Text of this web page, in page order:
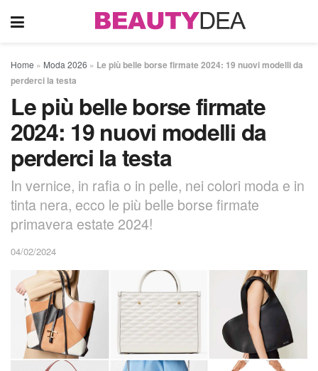
Home » Moda 2026 » Le più belle borse firmate 2024: 19 nuovi modelli da
perderci la testa
Le più belle borse firmate
2024: 19 nuovi modelli da
perderci la testa
In vernice, in rafia o in pelle, nei colori moda e in
tinta nera, ecco le più belle borse firmate
primavera estate 2024!
04/02/2024